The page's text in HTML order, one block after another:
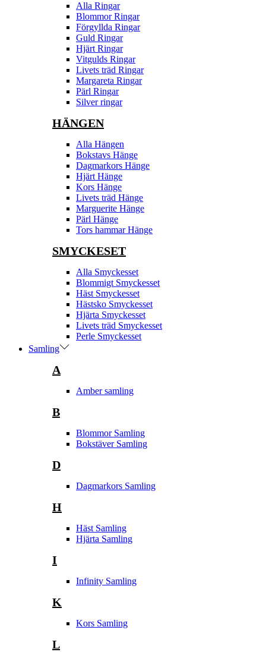
Alla Ringar
Blommor Ringar
Förgyllda Ringar
Guld Ringar
Hjärt Ringar
Vitgulds Ringar
Livets träd Ringar
Margareta Ringar
Pärl Ringar
Silver ringar
HÄNGEN
Alla Hängen
Bokstavs Hänge
Dagmarkors Hänge
Hjärt Hänge
Kors Hänge
Livets träd Hänge
Marguerite Hänge
Pärl Hänge
Tors hammar Hänge
SMYCKESET
Alla Smyckesset
Blommigt Smyckesset
Häst Smyckesset
Hästsko Smyckesset
Hjärta Smyckesset
Livets träd Smyckesset
Perle Smyckesset
Samling
A
Amber samling
B
Blommor Samling
Bokstäver Samling
D
Dagmarkors Samling
H
Häst Samling
Hjärta Samling
I
Infinity Samling
K
Kors Samling
L